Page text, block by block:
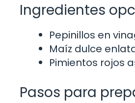
Ingredientes
Pepinillos en
Maíz dulce
Pimientos rojos
Pasos para